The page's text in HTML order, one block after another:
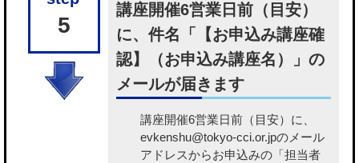
5
講座開催6営業日前（目安）
に、件名「【お申込み講座確
認】（お申込み講座名）」の
メールが届きます
講座開催6営業日前（目安）に、
evkenshu@tokyo-cci.or.jpのメール
アドレスからお申込みの「担当者